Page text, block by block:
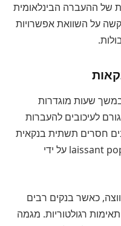
של ההעברה הבינלאומית
על השוואת אפשרויות
שעות מוגדרות
לעיכובים להעברות
חסרים תשתית בנקאית
מספקת, laissant populations underserved על ידי
כאשר בנקים רבים
רגולטוריות. מגמה